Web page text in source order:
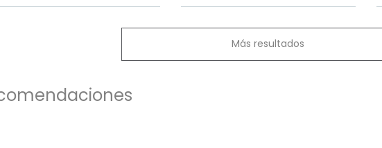
Más resultados